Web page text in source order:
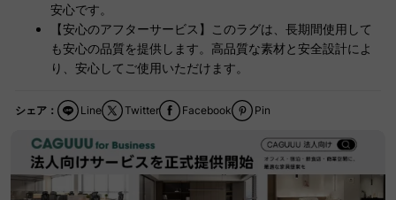
安心です。
【安心のアフターサービス】このラグは、長期間使用して
も安心の品質を提供します。高品質な素材と安全設計によ
り、安心してご使用いただけます。
シェア： Facebook
Twitter Pin
Line